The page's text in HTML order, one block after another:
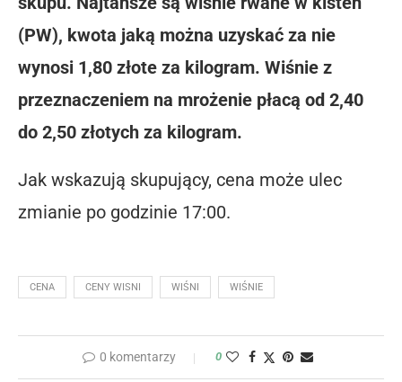
(PW), kwota jaką można uzyskać za nie
wynosi 1,80 złote za kilogram. Wiśnie z
przeznaczeniem na mrożenie płacą od 2,40
do 2,50 złotych za kilogram.
Jak wskazują skupujący, cena może ulec
zmianie po godzinie 17:00.
CENA CENY WISNI WIŚNI WIŚNIE
0 komentarzy 0